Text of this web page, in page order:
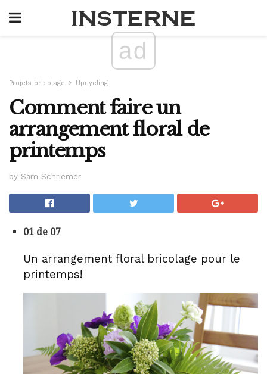
ad
Projets bricolage Upcycling
Comment faire un
arrangement floral de
printemps
by Sam Schriemer
01 de 07
Un arrangement floral bricolage pour le
printemps!